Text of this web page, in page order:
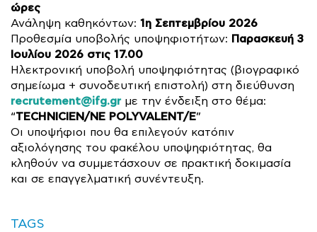
ώρες
Ανάληψη καθηκόντων: 1η Σεπτεμβρίου 2026
Προθεσμία υποβολής υποψηφιοτήτων: Παρασκευή 3
Ιουλίου 2026 στις 17.00
Ηλεκτρονική υποβολή υποψηφιότητας (βιογραφικό
σημείωμα + συνοδευτική επιστολή) στη διεύθυνση
recrutement@ifg.grμε την ένδειξη στο θέμα:
“TECHNICIEN/NE POLYVALENT/E”
Οι υποψήφιοι που θα επιλεγούν κατόπιν
αξιολόγησης του φακέλου υποψηφιότητας, θα
κληθούν να συμμετάσχουν σε πρακτική δοκιμασία
και σε επαγγελματική συνέντευξη.
TAGS